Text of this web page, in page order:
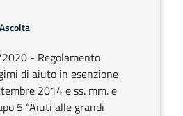
Ascolta
- Regolamento
di aiuto in esenzione
2014 e ss. mm. e
5 “Aiuti alle grandi